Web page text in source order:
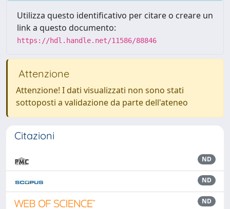
Utilizza questo identificativo per citare o creare un
link a questo documento:
https://hdl.handle.net/11586/88846
Attenzione
Attenzione! I dati visualizzati non sono stati
sottoposti a validazione da parte dell'ateneo
Citazioni
ND
ND
ND